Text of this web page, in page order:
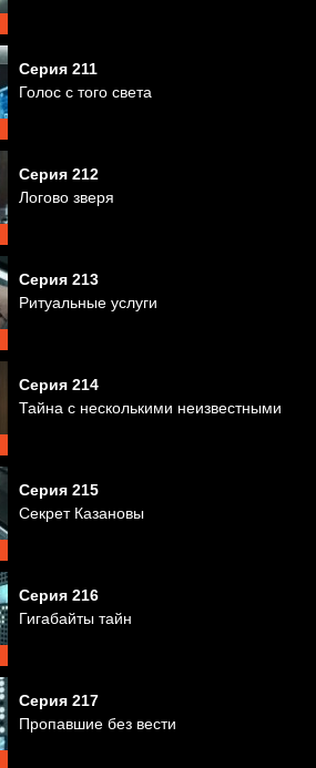
Серия 211
Голос с того света
Серия 212
Логово зверя
Серия 213
Ритуальные услуги
Серия 214
Тайна с несколькими неизвестными
Серия 215
Секрет Казановы
Серия 216
Гигабайты тайн
Серия 217
Пропавшие без вести